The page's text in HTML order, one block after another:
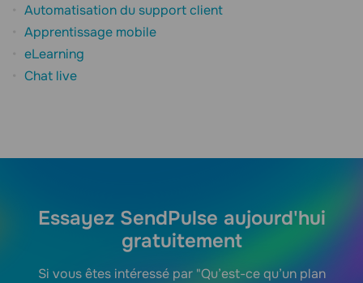
Automatisation du support client
Apprentissage mobile
eLearning
Chat live
Essayez SendPulse aujourd'hui
gratuitement
Si vous êtes intéressé par "Qu’est-ce qu’un plan